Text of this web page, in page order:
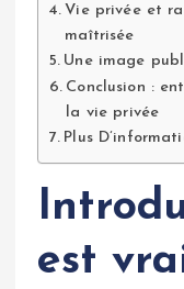
Vie privée et
maîtrisée
Une image
Conclusion :
la vie privée
Plus
est